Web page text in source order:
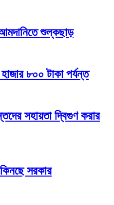
শুল্কছাড়
৮০০ টাকা পর্যন্ত
সহায়তা দ্বিগুণ করার
সরকার